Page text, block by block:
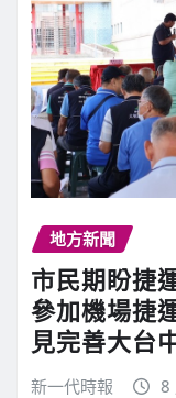
地方新聞
市民期盼捷
參加機場捷
見完善大台
新一代時報 8